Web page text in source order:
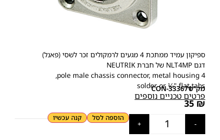
ספיקון עמיד ממתכת 4 מגעים לרמקולים זכר לשסי (פאנל)
דגם NLT4MP של חברת
NEUTRIK
4 pole male chassis connector, metal housing,
solder or ¼" flat tabs
מק"טCON-333671
פרטים טכניים נוספים
35₪
-
+
הוספה לסל קנה עכשיו